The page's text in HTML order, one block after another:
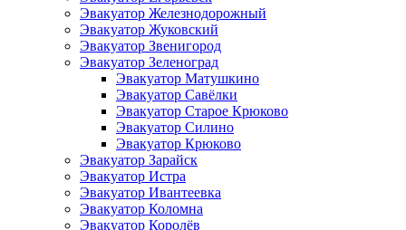
Эвакуатор Железнодорожный
Эвакуатор Жуковский
Эвакуатор Звенигород
Эвакуатор Зеленоград
Эвакуатор Матушкино
Эвакуатор Савёлки
Эвакуатор Старое Крюково
Эвакуатор Силино
Эвакуатор Крюково
Эвакуатор Зарайск
Эвакуатор Истра
Эвакуатор Ивантеевка
Эвакуатор Коломна
Эвакуатор Королёв